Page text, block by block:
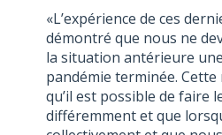
«L’expérience de ces
démontré que nous ne
la situation antérieure
pandémie terminée.
qu’il est possible de faire
différemment et que